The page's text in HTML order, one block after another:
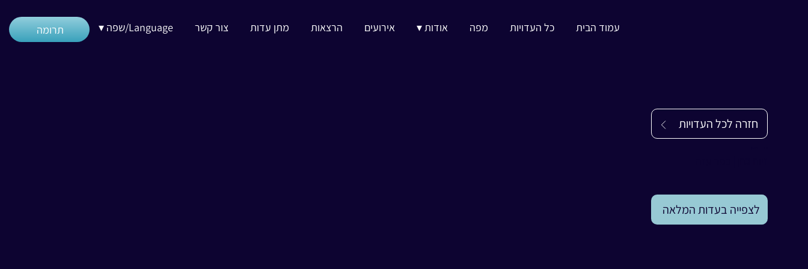
תרומה עמוד הבית כל העדויות מפה אודות ▾ אירועים הרצאות מתן עדות צור קשר Language/שפה ▾
חזרה לכל העדויות
לצפייה בעדות המלאה